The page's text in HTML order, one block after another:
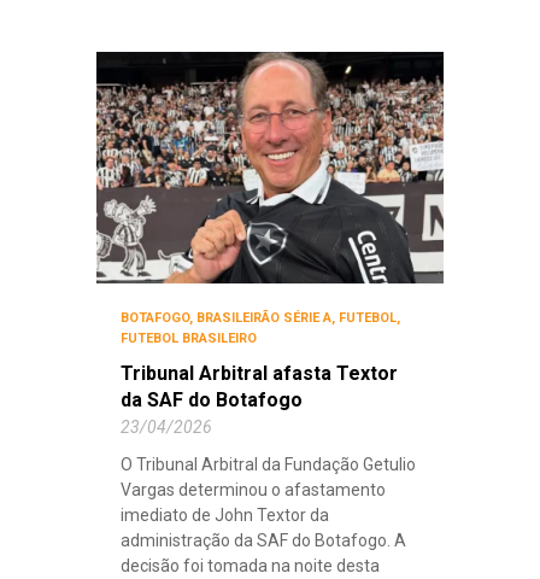
BOTAFOGO, BRASILEIRÃO SÉRIE A, FUTEBOL,
FUTEBOL BRASILEIRO
Tribunal Arbitral afasta Textor
da SAF do Botafogo
23/04/2026
O Tribunal Arbitral da Fundação Getulio
Vargas determinou o afastamento
imediato de John Textor da
administração da SAF do Botafogo. A
decisão foi tomada na noite desta